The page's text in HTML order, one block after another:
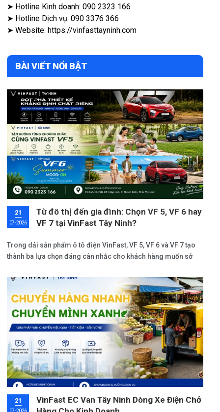
➤ Hotline Kinh doanh: 090 2323 166
➤ Hotline Dịch vụ: 090 3376 366
➤ Website:https://vinfasttayninh.com
BÀI VIẾT NỔI BẬT
21
07-2026
Từ đô thị đến gia đình: Chọn VF 5, VF 6 hay
VF 7 tại VinFast Tây Ninh?
Trong dải sản phẩm ô tô điện VinFast, VF 5, VF 6 và VF 7 tạo
thành ba lựa chọn đáng cân nhắc cho khách hàng muốn sở
đình hoặc nâng cấp trải nghiệm cá nhân.
21
07-2026
VinFast EC Van Tây Ninh Dòng Xe Điện Chở